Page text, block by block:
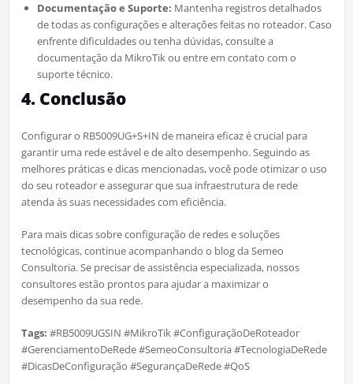
Documentação e Suporte: Mantenha registros detalhados
de todas as configurações e alterações feitas no roteador. Caso
enfrente dificuldades ou tenha dúvidas, consulte a
documentação da MikroTik ou entre em contato com o
suporte técnico.
4. Conclusão
Configurar o RB5009UG+S+IN de maneira eficaz é crucial para
garantir uma rede estável e de alto desempenho. Seguindo as
melhores práticas e dicas mencionadas, você pode otimizar o uso
do seu roteador e assegurar que sua infraestrutura de rede
atenda às suas necessidades com eficiência.
Para mais dicas sobre configuração de redes e soluções
tecnológicas, continue acompanhando o blog da Semeo
Consultoria. Se precisar de assistência especializada, nossos
consultores estão prontos para ajudar a maximizar o
desempenho da sua rede.
Tags: #RB5009UGSIN #MikroTik #ConfiguraçãoDeRoteador
#GerenciamentoDeRede #SemeoConsultoria #TecnologiaDeRede
#DicasDeConfiguração #SegurançaDeRede #QoS